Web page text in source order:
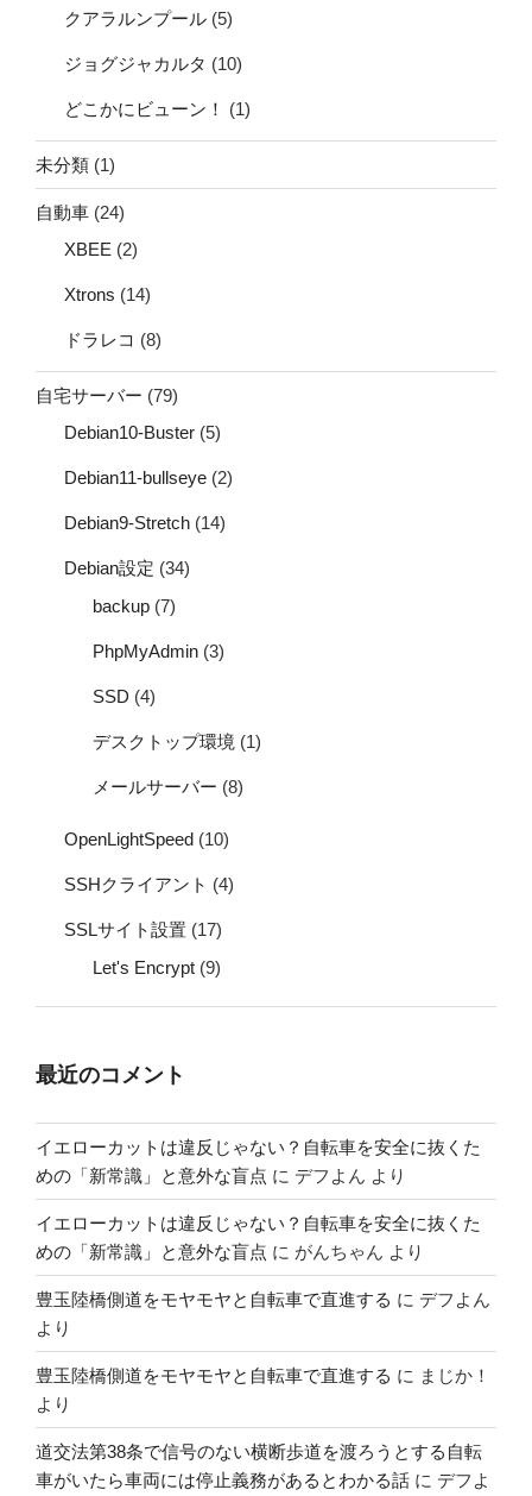
クアラルンプール (5)
ジョグジャカルタ (10)
どこかにビューン！ (1)
未分類 (1)
自動車 (24)
XBEE (2)
Xtrons (14)
ドラレコ (8)
自宅サーバー (79)
Debian10-Buster (5)
Debian11-bullseye (2)
Debian9-Stretch (14)
Debian設定 (34)
backup (7)
PhpMyAdmin (3)
SSD (4)
デスクトップ環境 (1)
メールサーバー (8)
OpenLightSpeed (10)
SSHクライアント (4)
SSLサイト設置 (17)
Let's Encrypt (9)
最近のコメント
イエローカットは違反じゃない？自転車を安全に抜くた
めの「新常識」と意外な盲点 に デフよん より
イエローカットは違反じゃない？自転車を安全に抜くた
めの「新常識」と意外な盲点 に がんちゃん より
豊玉陸橋側道をモヤモヤと自転車で直進する に デフよん
より
豊玉陸橋側道をモヤモヤと自転車で直進する に まじか！
より
道交法第38条で信号のない横断歩道を渡ろうとする自転
車がいたら車両には停止義務があるとわかる話 に デフよ